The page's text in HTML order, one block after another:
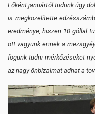
Főként januártól tudunk úgy
is megközelítette
eredménye, hiszen 10 góllal
ott vagyunk ennek a
fogunk tudni mérkőzéseket
az nagy önbizalmat adhat a